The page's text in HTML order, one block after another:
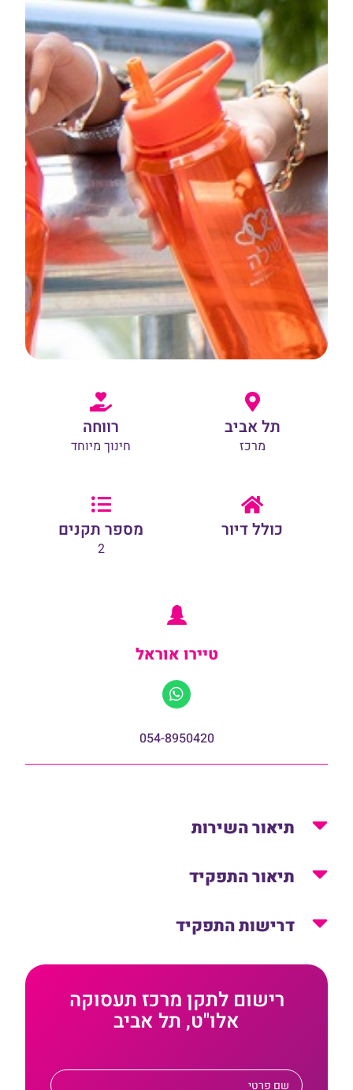
תל אביב
מרכז
רווחה
חינוך מיוחד
כולל דיור מספר תקנים
2
טיירו אוראל
054-8950420
תיאור השירות
תיאור התפקיד
דרישות התפקיד
רישום לתקן מרכז תעסוקה
אלו"ט, תל אביב